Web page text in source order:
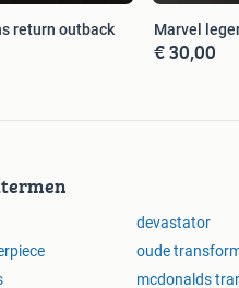
return outback Marvel
€ 30,00
devastator
oude
mcdonalds